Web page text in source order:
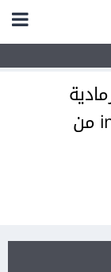
باستخدام الدالة imshow من